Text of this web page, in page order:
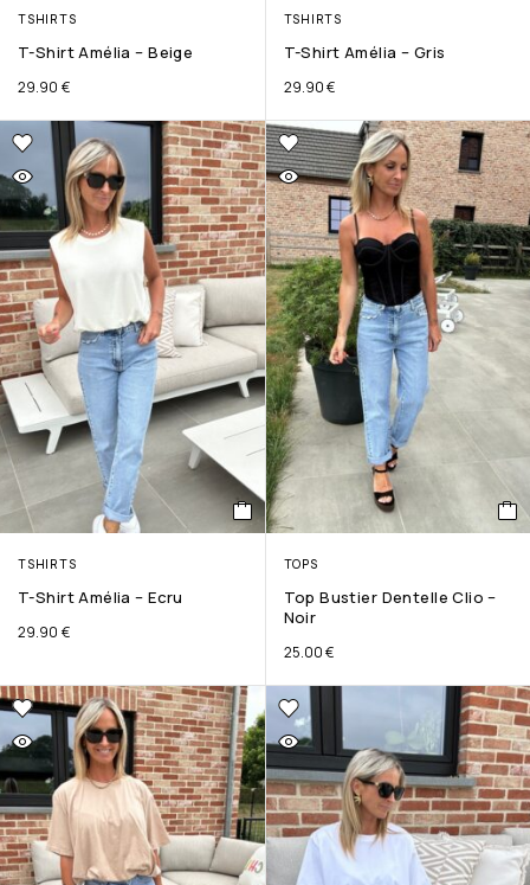
TSHIRTS
T-Shirt Amélia – Beige
29.90 €
TSHIRTS
T-Shirt Amélia – Gris
29.90€
TSHIRTS
T-Shirt Amélia – Ecru
29.90 €
TOPS
Top Bustier Dentelle Clio –
Noir
25.00€